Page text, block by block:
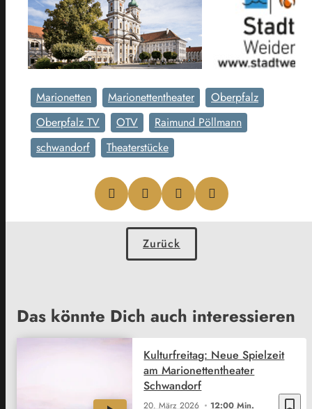
Marionetten Marionettentheater
Oberpfalz
Oberpfalz TV
OTV
Raimund Pöllmann
schwandorf
Theaterstücke
Zurück
Das könnte Dich auch interessieren
bookmark_border
20. März 2026 12:00 Min.
Kulturfreitag: Neue Spielzeit
am Marionettentheater
Schwandorf